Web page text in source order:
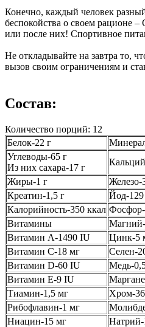
Конечно, каждый человек
беспокойства о своем рационе
или после них! Спортивное
Не откладывайте на завтра то,
вызов своим ограничениям и
Состав:
Количество порций: 12
Белок-22 г
Углеводы-65 г
Из них сахара-17 г
Жиры-1 г
Железо-
Креатин-1,5 г
Йод-
Калорийность-350 ккал
Витамины
Витамин А-1490 IU
Цинк-5
Витамин С-18 мг
Селен-
Витамин D-60 IU
Медь-
Витамин E-9 IU
Тиамин-1,5 мг
Хром-
Рибофлавин-1 мг
Ниацин-15 мг